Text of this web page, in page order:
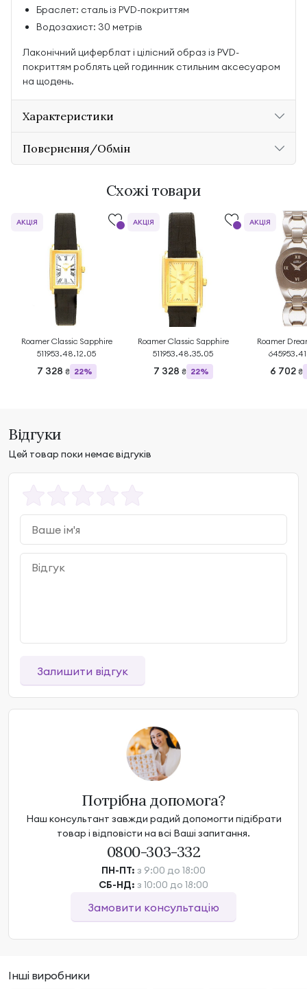
Браслет: сталь із PVD-покриттям
Водозахист: 30 метрів
Лаконічний циферблат і цілісний образ із PVD-
покриттям роблять цей годинник стильним аксесуаром
на щодень.
Характеристики
Повернення/Обмін
Схожі товари
Roamer Classic Sapphire
511953.48.12.05
7 328 ₴ 22%
АКЦІЯ
Roamer Classic Sapphire
511953.48.35.05
7 328 ₴ 22%
АКЦІЯ
Roamer
6 702 ₴
АКЦІЯ
Відгуки
Цей товар поки немає відгуків
Залишити відгук
Потрібна допомога?
Наш консультант завжди радий допомогти підібрати
товар і відповісти на всі Ваші запитання.
0800-303-332
ПН-ПТ: з 9:00 до 18:00
СБ-НД: з 10:00 до 18:00
Замовити консультацію
Інші виробники